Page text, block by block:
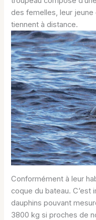
des femelles, leur
tiennent à distance.
Conformément à leur
coque du bateau. C’est
dauphins pouvant
3800 kg si proches de